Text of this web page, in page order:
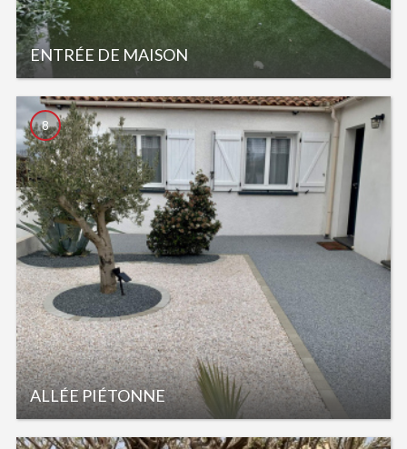
ENTRÉE DE MAISON
ALLÉE PIÉTONNE
8